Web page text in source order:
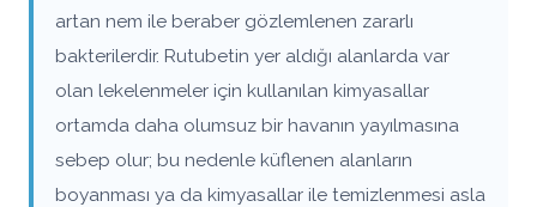
artan nem ile beraber gözlemlenen zararlı
bakterilerdir. Rutubetin yer aldığı alanlarda var
olan lekelenmeler için kullanılan kimyasallar
ortamda daha olumsuz bir havanın yayılmasına
sebep olur; bu nedenle küflenen alanların
boyanması ya da kimyasallar ile temizlenmesi asla